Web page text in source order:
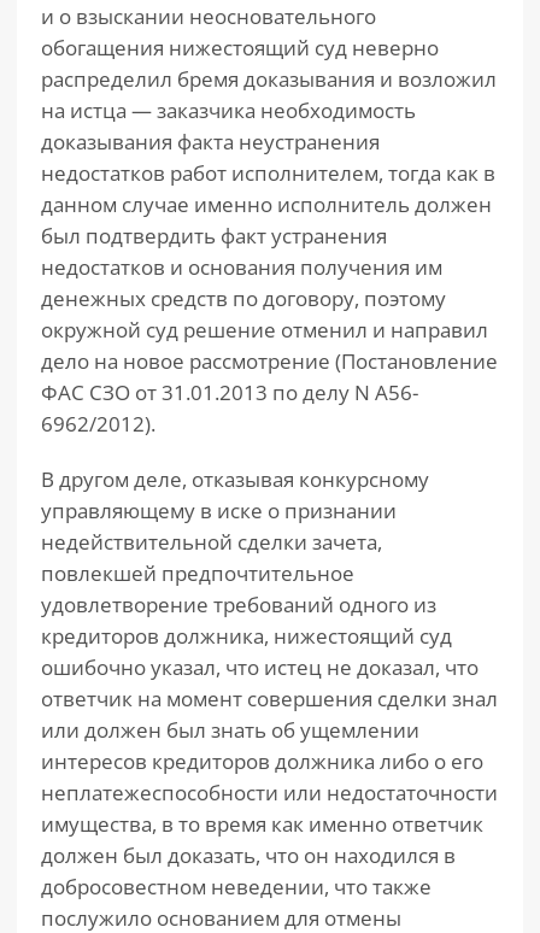
и о взыскании неосновательного
обогащения нижестоящий суд неверно
распределил бремя доказывания и возложил
на истца — заказчика необходимость
доказывания факта неустранения
недостатков работ исполнителем, тогда как в
данном случае именно исполнитель должен
был подтвердить факт устранения
недостатков и основания получения им
денежных средств по договору, поэтому
окружной суд решение отменил и направил
дело на новое рассмотрение (Постановление
ФАС СЗО от 31.01.2013 по делу N А56-
6962/2012).
В другом деле, отказывая конкурсному
управляющему в иске о признании
недействительной сделки зачета,
повлекшей предпочтительное
удовлетворение требований одного из
кредиторов должника, нижестоящий суд
ошибочно указал, что истец не доказал, что
ответчик на момент совершения сделки знал
или должен был знать об ущемлении
интересов кредиторов должника либо о его
неплатежеспособности или недостаточности
имущества, в то время как именно ответчик
должен был доказать, что он находился в
добросовестном неведении, что также
послужило основанием для отмены